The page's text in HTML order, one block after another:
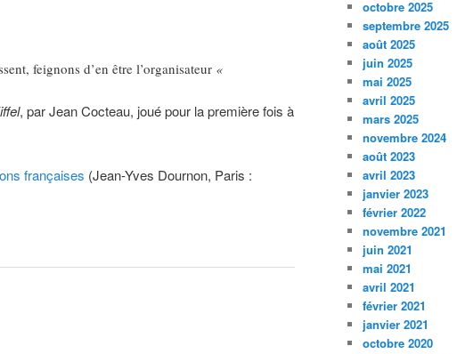
feignons d’en être l’organisateur «
, par Jean Cocteau, joué pour la première fois à
françaises (Jean-Yves Dournon, Paris :
octobre 2025
septembre 2025
août 2025
juin 2025
mai 2025
avril 2025
mars 2025
novembre 2024
août 2023
avril 2023
janvier 2023
février 2022
novembre 2021
juin 2021
mai 2021
avril 2021
février 2021
janvier 2021
octobre 2020